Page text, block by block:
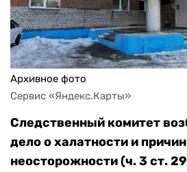
Архивное фото
Сервис «Яндекс.Карты»
Следственный комитет
дело о халатности и
неосторожности (ч. 3 ст.